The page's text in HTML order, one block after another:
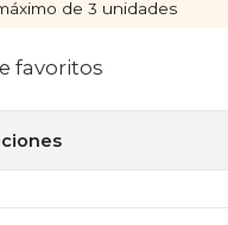
de 3 unidades
favoritos